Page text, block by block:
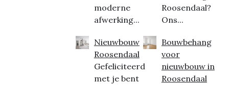
moderne
afwerking...
Nieuwbouw
Roosendaal
Gefeliciteerd
met je bent
Roosendaal?
Ons...
Bouwbehang
voor
nieuwbouw in
Roosendaal